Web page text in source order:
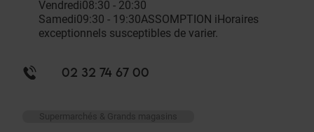
Vendredi08:30 - 20:30
Samedi09:30 - 19:30ASSOMPTION iHoraires
exceptionnels susceptibles de varier.
02 32 74 67 00
Supermarchés & Grands magasins